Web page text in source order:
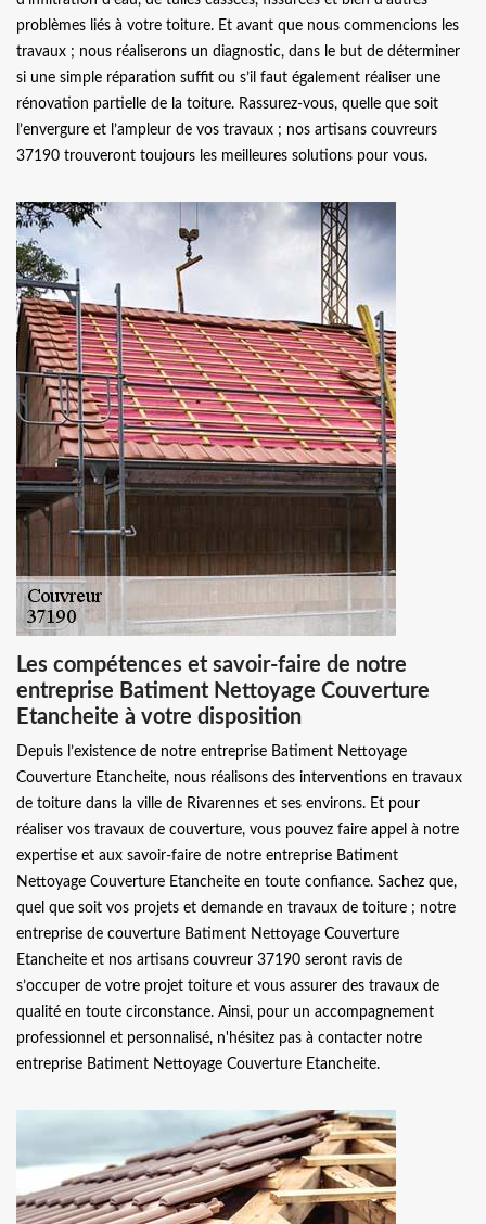
problèmes liés à votre toiture. Et avant que nous commencions les
travaux ; nous réaliserons un diagnostic, dans le but de déterminer
si une simple réparation suffit ou s’il faut également réaliser une
rénovation partielle de la toiture. Rassurez-vous, quelle que soit
l’envergure et l’ampleur de vos travaux ; nos artisans couvreurs
37190 trouveront toujours les meilleures solutions pour vous.
Les compétences et savoir-faire de notre
entreprise Batiment Nettoyage Couverture
Etancheite à votre disposition
Depuis l’existence de notre entreprise Batiment Nettoyage
Couverture Etancheite, nous réalisons des interventions en travaux
de toiture dans la ville de Rivarennes et ses environs. Et pour
réaliser vos travaux de couverture, vous pouvez faire appel à notre
expertise et aux savoir-faire de notre entreprise Batiment
Nettoyage Couverture Etancheite en toute confiance. Sachez que,
quel que soit vos projets et demande en travaux de toiture ; notre
entreprise de couverture Batiment Nettoyage Couverture
Etancheite et nos artisans couvreur 37190 seront ravis de
s’occuper de votre projet toiture et vous assurer des travaux de
qualité en toute circonstance. Ainsi, pour un accompagnement
professionnel et personnalisé, n'hésitez pas à contacter notre
entreprise Batiment Nettoyage Couverture Etancheite.